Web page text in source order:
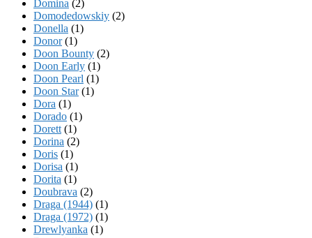
Domina (2)
Domodedowskiy (2)
Donella (1)
Donor(1)
Doon Bounty (2)
Doon Early (1)
Doon Pearl (1)
Doon Star(1)
Dora (1)
Dorado (1)
Dorett (1)
Dorina (2)
Doris (1)
Dorisa (1)
Dorita (1)
Doubrava (2)
Draga (1944) (1)
Draga (1972) (1)
Drewlyanka (1)